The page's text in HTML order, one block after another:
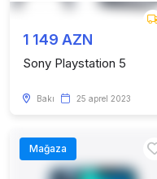
1 149 AZN
Sony Playstation 5
Bakı 25 aprel 2023
Mağaza